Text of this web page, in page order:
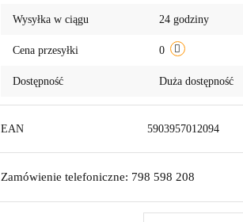
Wysyłka w ciągu 24 godziny
Cena przesyłki 0
Dostępność Duża dostępność
EAN 5903957012094
Zamówienie telefoniczne: 798 598 208